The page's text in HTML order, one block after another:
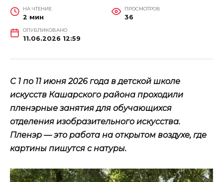
НА ЧТЕНИЕ
2 мин
ПРОСМОТРОВ
36
ОПУБЛИКОВАНО
11.06.2026 12:59
С 1 по 11 июня 2026 года в детской школе
искусств Кашарского района проходили
пленэрные занятия для обучающихся
отделения изобразительного искусства.
Пленэр — это работа на открытом воздухе, где
картины пишутся с натуры.